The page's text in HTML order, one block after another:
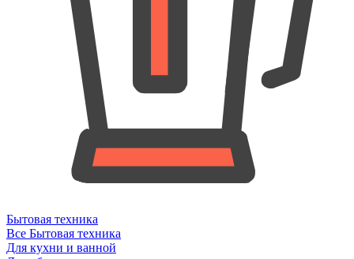
Бытовая техника
Все Бытовая техника
Для кухни и ванной